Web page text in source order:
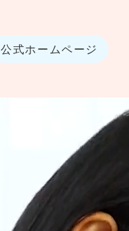
公式ホームページ